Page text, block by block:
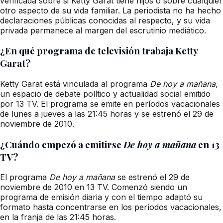
otro aspecto de su vida familiar. La periodista no ha hecho
declaraciones públicas conocidas al respecto, y su vida
privada permanece al margen del escrutinio mediático.
¿En qué programa de televisión trabaja Ketty
Garat?
Ketty Garat está vinculada al programa De hoy a mañana,
un espacio de debate político y actualidad social emitido
por 13 TV. El programa se emite en períodos vacacionales
de lunes a jueves a las 21:45 horas y se estrenó el 29 de
noviembre de 2010.
¿Cuándo empezó a emitirse De hoy a mañana en 13
TV?
El programa De hoy a mañanase estrenó el 29 de
noviembre de 2010 en 13 TV. Comenzó siendo un
programa de emisión diaria y con el tiempo adaptó su
formato hasta concentrarse en los períodos vacacionales,
en la franja de las 21:45 horas.